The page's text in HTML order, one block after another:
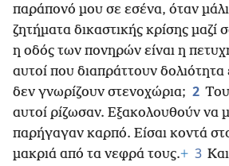
παράπονό μου σε εσένα, όταν
ζητήματα δικαστικής κρίσης μαζί
η οδός των πονηρών είναι η
αυτοί που διαπράττουν δολιότητα
δεν γνωρίζουν στενοχώρια; 2
αυτοί ρίζωσαν. Εξακολουθούν να
παρήγαγαν καρπό. Είσαι κοντά
μακριά από τα νεφρά τους.+ 3